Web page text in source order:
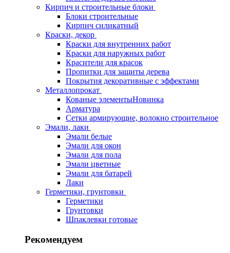
Кирпич и строительные блоки
Блоки строительные
Кирпич силикатный
Краски, декор
Краски для внутренних работ
Краски для наружных работ
Красители для красок
Пропитки для защиты дерева
Покрытия декоративные с эффектами
Металлопрокат
Кованые элементыНовинка
Арматура
Сетки армирующие, волокно строительное
Эмали, лаки
Эмали белые
Эмали для окон
Эмали для пола
Эмали цветные
Эмали для батарей
Лаки
Герметики, грунтовки
Герметики
Грунтовки
Шпаклевки готовые
Рекомендуем